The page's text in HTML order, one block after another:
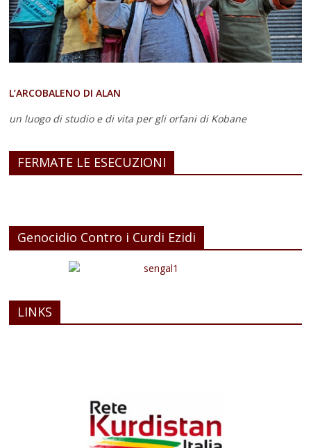
L’ARCOBALENO DI ALAN
un luogo di studio e di vita per gli orfani di Kobane
FERMATE LE ESECUZIONI
Genocidio Contro i Curdi Ezidi
LINKS